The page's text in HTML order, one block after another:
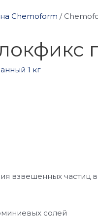
Chemoform /
взвешенных частиц
солей